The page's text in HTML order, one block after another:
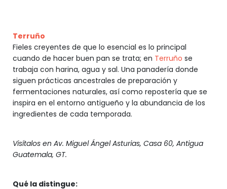
Terruño
Fieles creyentes de que lo esencial es lo principal
cuando de hacer buen pan se trata; en Terruño se
trabaja con harina, agua y sal. Una panadería donde
siguen prácticas ancestrales de preparación y
fermentaciones naturales, así como repostería que se
inspira en el entorno antigueño y la abundancia de los
ingredientes de cada temporada.
Visítalos en Av. Miguel Ángel Asturias, Casa 60, Antigua
Guatemala, GT.
Qué la distingue: